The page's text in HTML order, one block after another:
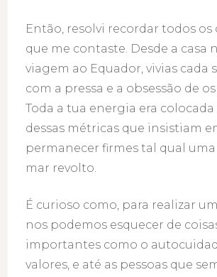
Então, resolvi recordar todos
que me contaste. Desde a casa
viagem ao Equador, vivias cada
com a pressa e a obsessão de
Toda a tua energia era colocada
dessas métricas que insistiam
permanecer firmes tal qual
mar revolto.
É curioso como, para realizar
nos podemos esquecer de
importantes como o
valores, e até as pessoas que